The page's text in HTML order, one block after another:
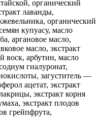
органический
лаванды,
органический
купуасу, масло
аргановое масло,
масло, экстракт
воск, арбутин, масло
гиалуронат,
загуститель —
ацетат, экстракт
экстракт корня
экстракт плодов
грейпфрута,